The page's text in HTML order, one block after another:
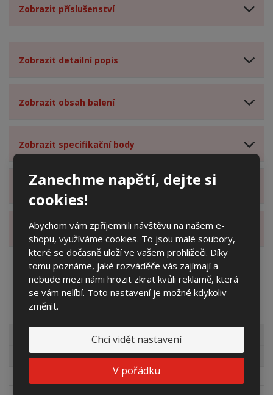
Zanechme napětí, dejte si
cookies!
Abychom vám zpříjemnili návštěvu na našem e-
shopu, využíváme cookies. To jsou malé soubory,
které se dočasně uloží ve vašem prohlížeči. Díky
tomu poznáme, jaké rozváděče vás zajímají a
nebude mezi námi hrozit zkrat kvůli reklamě, která
se vám nelíbí. Toto nastavení je možné kdykoliv
změnit.
Chci vidět nastavení
V pořádku
Zobrazit příslušenství
Zobrazit detailní popis
Zobrazit obsah balení
Zobrazit specifikační body
Zobrazit hodnocení produktu
Zobrazit alternativní produkty
Akční nabídky
Výprodej